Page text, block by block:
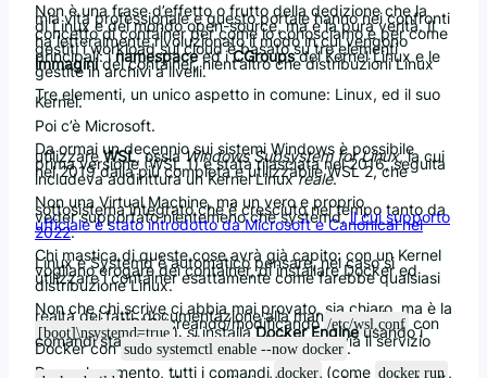
Non è una frase d’effetto o frutto della dedizione che la
mia vita professionale e questo portale hanno nei confronti
di Linux e del mondo open-source, ma è la pura verità. Il
concetto di container per come lo conosciamo e per come
ha letteralmente rivoluzionato il modo in cui vengono
gestiti i workload sul cloud è basato su tre elementi
principali: inamespaceed iCGroupsdel Kernel Linux e le
immaginidei container, nient’altro che distribuzioni Linux
gestite in archivi a livelli.
Tre elementi, un unico aspetto in comune: Linux, ed il suo
Kernel.
Poi c’è Microsoft.
Da ormai un decennio sui sistemi Windows è possibile
utilizzare WSL, ossiaWindows Subsystem for Linux, la cui
prima versione (WSL 1) è stata rilasciata nel 2016, seguita
nel 2019 dalla più completa e utilizzabile WSL 2, che
includeva addirittura un Kernel Linuxreale.
Non una Virtual Machine, ma un vero e proprio
sottosistema integrato che è cresciuto nel tempo tanto da
veder supportato nientemeno che systemd,il cui supporto
ufficiale è stato introdotto da Microsoft e Canonical nel
2022.
Chi mastica di queste cose avrà già capito: con un Kernel
Linux e Systemd è automatico pensare, nel caso si
vogliano erogare dei container, di installare Docker ed
utilizzare i container esattamente come farebbe qualsiasi
distribuzione Linux.
Non che chi scrive ci abbia mai provato, sia chiaro, ma è la
realtà dei fatti, documentazione alla mano: si abilita
systemd in WSL2 (creando/modificando/etc/wsl.conf con
[boot]\nsystemd=true), si installaDocker Engineusando i
comandi standard di Ubuntu ed infine si avvia il servizio
Docker consudo systemctl enable --now docker.
Da quel momento, tutti i comandi docker (come docker run ,